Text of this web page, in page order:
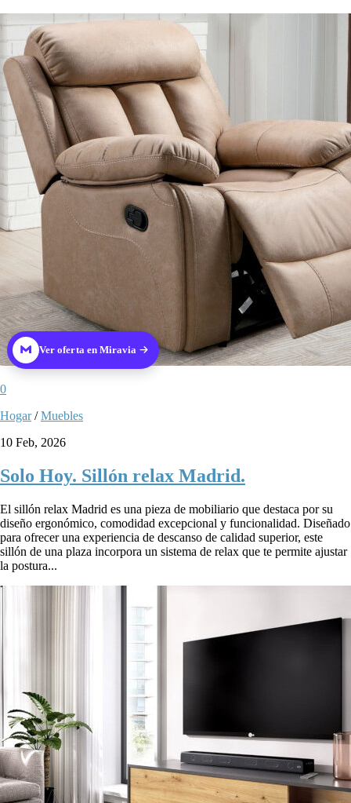
Ver oferta en Miravia
0
Hogar/Muebles
10 Feb, 2026
Solo Hoy. Sillón relax Madrid.
El sillón relax Madrid es una pieza de mobiliario que destaca por su
diseño ergonómico, comodidad excepcional y funcionalidad. Diseñado
para ofrecer una experiencia de descanso de calidad superior, este
sillón de una plaza incorpora un sistema de relax que te permite ajustar
la postura...